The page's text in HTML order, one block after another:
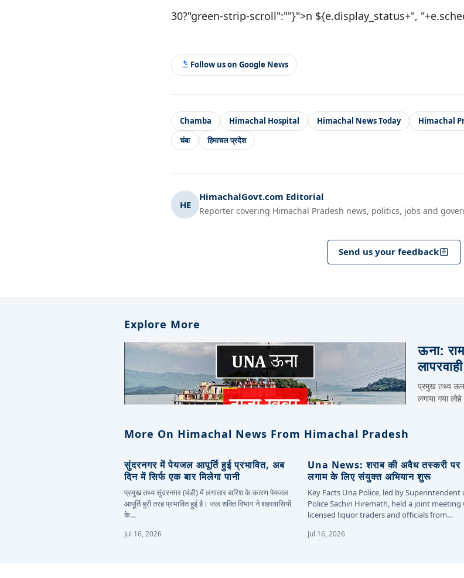
30?"green-strip-scroll":""}">n ${e.display_status+",
Follow us on Google News
Chamba Himachal Hospital Himachal News Today Himachal
चंबा
हिमाचल प्रदेश
HE
HimachalGovt.com Editorial
Reporter covering Himachal Pradesh news, politics, jobs and
Send us your feedback
Explore More
ऊना:
प्रमुख तथ्य
लगाया गया
More On Himachal News From Himachal Pradesh
सुंदरनगर में पेयजल आपूर्ति हुई प्रभावित, अब
दिन में सिर्फ एक बार मिलेगा पानी
प्रमुख तथ्य सुंदरनगर (मंडी) में लगातार बारिश के कारण पेयजल
आपूर्ति बुरी तरह प्रभावित हुई है। जल शक्ति विभाग ने शहरवासियों
के…
Jul 16, 2026
Una News: शराब की अवैध तस्करी पर
लगाम के लिए संयुक्त अभियान शुरू
Key Facts Una Police, led by Superintendent
Police Sachin Hiremath, held a joint meeting
licensed liquor traders and officials from…
Jul 16, 2026